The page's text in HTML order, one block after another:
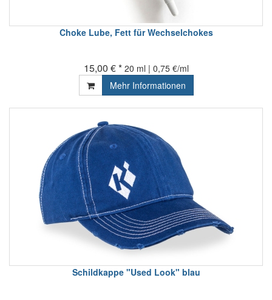
Choke Lube, Fett für Wechselchokes
15,00 € * 20 ml | 0,75 €/ml
Mehr Informationen
Schildkappe "Used Look" blau